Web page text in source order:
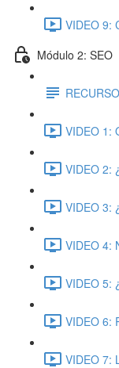
VIDEO 9:
Módulo 2: SEO
VIDEO 1:
VIDEO 2:
VIDEO 3:
VIDEO 4:
VIDEO 5:
VIDEO 6:
VIDEO 7: